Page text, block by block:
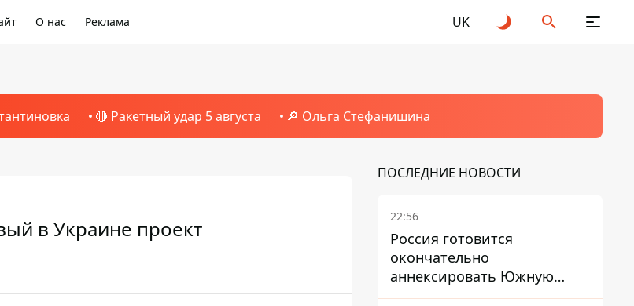
О нас Реклама UK
🔴 Ракетный удар 5 августа 🔎 Ольга Стефанишина
в Украине проект
ПОСЛЕДНИЕ НОВОСТИ
22:56
Россия готовится
окончательно
аннексировать Южную
Осетию – страны НАТО